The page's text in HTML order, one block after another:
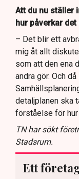
Att du nu ställer
hur påverkar
– Det blir ett
mig åt allt
som att den ena
andra gör. Och
detaljplanen ska
förståelse för hur
TN har sökt
Stadsrum.
Ett